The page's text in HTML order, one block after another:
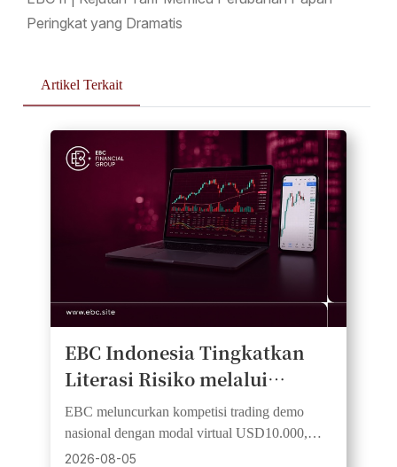
Peringkat yang Dramatis
Artikel Terkait
EBC Indonesia Tingkatkan
Literasi Risiko melalui
Kompetisi Trading Demo
EBC meluncurkan kompetisi trading demo
nasional dengan modal virtual USD10.000,
aturan setara, dan pengalaman trading
2026-08-05